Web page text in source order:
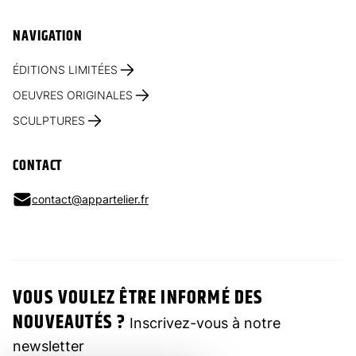
NAVIGATION
ÉDITIONS LIMITÉES
OEUVRES ORIGINALES
SCULPTURES
CONTACT
contact@appartelier.fr
VOUS VOULEZ ÊTRE INFORMÉ DES
NOUVEAUTÉS ? Inscrivez-vous à notre
newsletter